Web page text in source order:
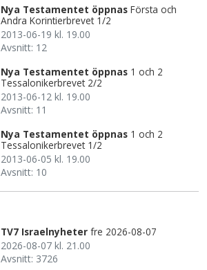
Nya Testamentet öppnas Första och
Andra Korintierbrevet 1/2
2013-06-19 kl. 19.00
Avsnitt: 12
Nya Testamentet öppnas 1 och 2
Tessalonikerbrevet 2/2
2013-06-12 kl. 19.00
Avsnitt: 11
Nya Testamentet öppnas 1 och 2
Tessalonikerbrevet 1/2
2013-06-05 kl. 19.00
Avsnitt: 10
TV7 Israelnyheter fre 2026-08-07
2026-08-07 kl. 21.00
Avsnitt: 3726